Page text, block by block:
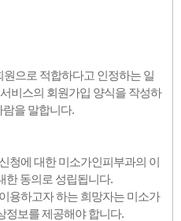
으로 적합하다고 인정하는 일
비스의 회원가입 양식을 작성하
람을 말합니다.
청에 대한 미소가인피부과의 이
한 동의로 성립됩니다.
용하고자 하는 희망자는 미소가
정보를 제공해야 합니다.